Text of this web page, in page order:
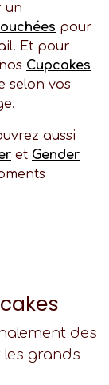
un
pour
Et pour
Cupcakes
selon vos
aussi
et Gender
des
grands